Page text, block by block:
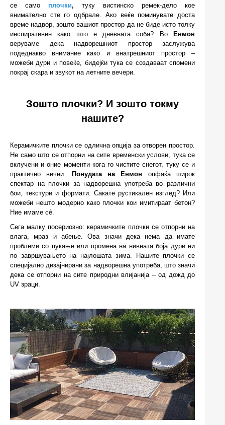
се само плочки, туку вистинско ремек-дело кое
внимателно сте го одбрале. Ако веќе поминувате доста
време надвор, зошто вашиот простор да не биде исто толку
инспиративен како што е дневната соба? Во
Енмон
веруваме дека надворешниот простор заслужува
подеднакво внимание како и внатрешниот простор –
можеби дури и повеќе, бидејќи тука се создаваат спомени
покрај скара и звукот на летните вечери.
Зошто плочки? И зошто токму
нашите?
Керамичките плочки се одлична опција за отворен простор.
Не само што се отпорни на сите временски услови, тука се
вклучени и оние моменти кога го чистите снегот, туку се и
практично вечни.
Понудата на Енмон опфаќа широк
спектар на плочки за надворешна употреба во различни
бои, текстури и формати. Сакате рустикален изглед? Или
можеби нешто модерно како плочки кои имитираат бетон?
Ние имаме сè.
Сега малку посериозно: керамичките плочки се отпорни на
влага, мраз и абење. Ова значи дека нема да имате
проблеми со пукање или промена на нивната боја дури ни
по завршувањето на најлошата зима. Нашите плочки се
специјално дизајнирани за надворешна употреба, што значи
дека се отпорни на сите природни влијанија – од дожд до
UV зраци.